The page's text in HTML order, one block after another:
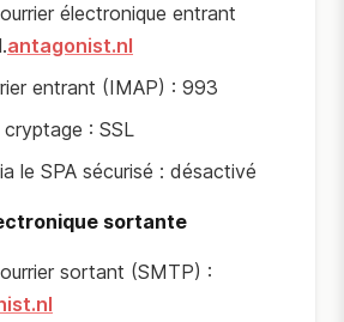
électronique entrant
antagonist.nl
entrant (IMAP) : 993
: SSL
le SPA sécurisé : désactivé
sortante
sortant (SMTP) :